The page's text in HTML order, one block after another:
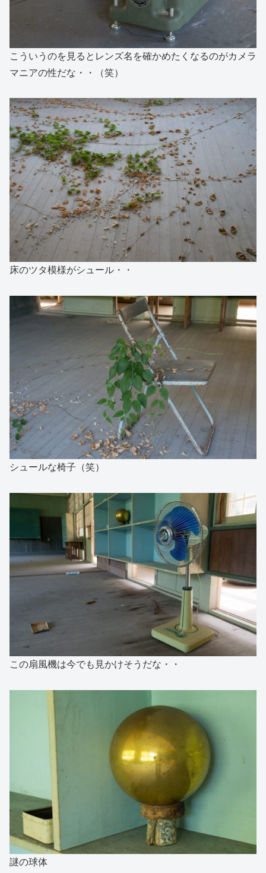
こういうのを見るとレンズ名を確かめたくなるのがカメラ
マニアの性だな・・（笑）
床のツタ模様がシュール・・
シュールな椅子（笑）
この扇風機は今でも見かけそうだな・・
謎の球体